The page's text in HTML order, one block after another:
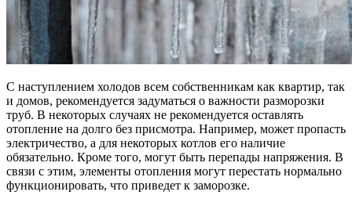
С наступлением холодов всем собственникам как квартир, так
и домов, рекомендуется задуматься о важности разморозки
труб. В некоторых случаях не рекомендуется оставлять
отопление на долго без присмотра. Например, может пропасть
электричество, а для некоторых котлов его наличие
обязательно. Кроме того, могут быть перепады напряжения. В
связи с этим, элементы отопления могут перестать нормально
функционировать, что приведет к заморозке.